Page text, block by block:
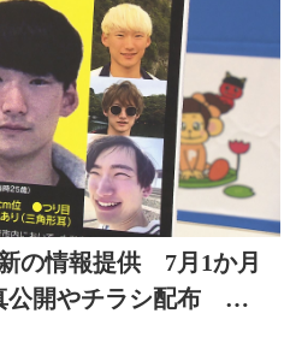
の情報提供 7月1か月
公開やチラシ配布 別